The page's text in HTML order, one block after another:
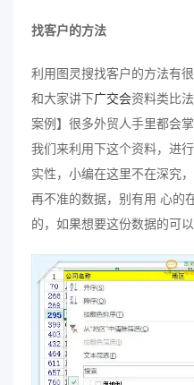
找客户的方法
利用图灵搜找客户的方法有
和大家讲下广交会资料类比
案例】很多外贸人手里都会
我们来利用下这个资料，进
实性，小编在这里不在深究
再不准的数据，别有用 心的
的，如果想要这份数据的可以